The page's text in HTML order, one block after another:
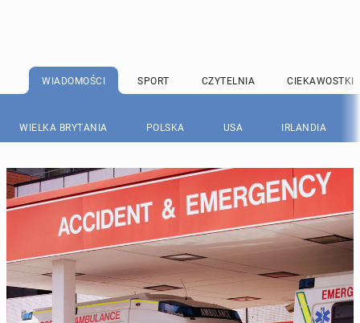
WIADOMOŚCI SPORT CZYTELNIA CIEKAWOSTKI
WIELKA BRYTANIA POLSKA USA IRLANDIA